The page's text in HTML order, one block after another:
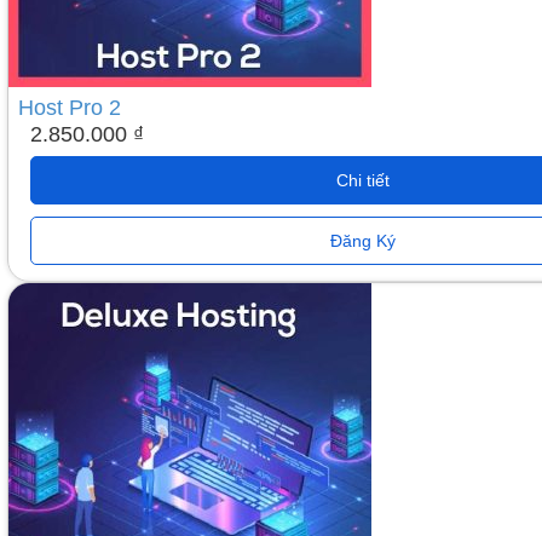
Host Pro 2
2.850.000 ₫
Chi tiết
Đăng Ký